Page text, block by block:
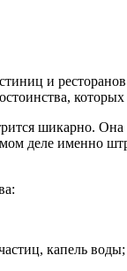
и
шикарно. Она
деле именно
капель воды;